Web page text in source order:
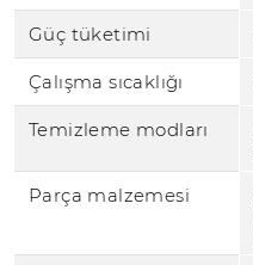
Güç tüketimi
Çalışma sıcaklığı
Temizleme modları
Parça malzemesi